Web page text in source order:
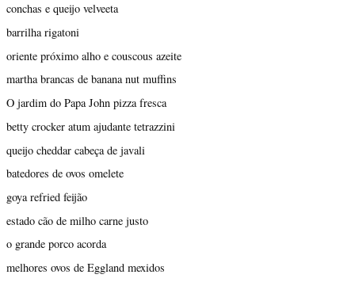
conchas e queijo velveeta
barrilha rigatoni
oriente próximo alho e couscous azeite
martha brancas de banana nut muffins
O jardim do Papa John pizza fresca
betty crocker atum ajudante tetrazzini
queijo cheddar cabeça de javali
batedores de ovos omelete
goya refried feijão
estado cão de milho carne justo
o grande porco acorda
melhores ovos de Eggland mexidos